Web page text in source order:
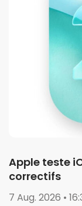
Apple teste
correctifs
7 Aug. 2026 •